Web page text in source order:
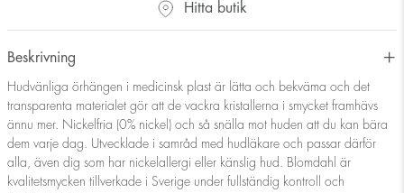
Hitta butik
Beskrivning
Hudvänliga örhängen i medicinsk plast är lätta och bekväma och det
transparenta materialet gör att de vackra kristallerna i smycket framhävs
ännu mer. Nickelfria (0% nickel) och så snälla mot huden att du kan bära
dem varje dag. Utvecklade i samråd med hudläkare och passar därför
alla, även dig som har nickelallergi eller känslig hud. Blomdahl är
kvalitetsmycken tillverkade i Sverige under fullständig kontroll och